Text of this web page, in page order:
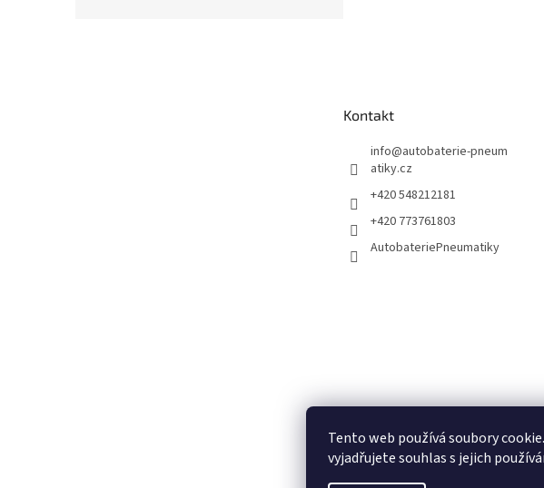
Tento web používá soubory
vyjadřujete souhlas s jejich
Kontakt
info@autobaterie-pneum
atiky.cz
+420 548212181
+420 773761803
AutobateriePneumatiky
Pneumatiky|Levné pneumatiky s